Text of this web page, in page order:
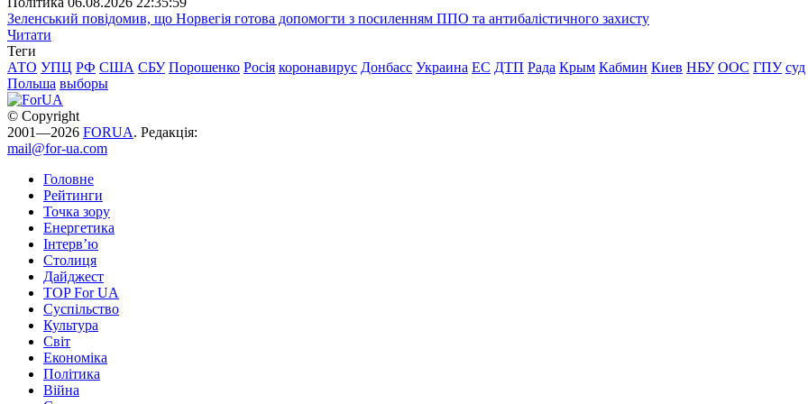
Зеленський повідомив, що Норвегія готова допомогти з посиленням ППО та антибалістичного захисту
Читати
Теги
АТО УПЦ РФ США СБУ Порошенко Росія коронавирус Донбасс Украина ЕС ДТП Рада Крым Кабмин Киев НБУ ООС ГПУ суд
Польша выборы
© Copyright
2001—2026 FORUA. Редакція:
mail@for-ua.com
Головне
Рейтинги
Точка зору
Енергетика
Інтерв’ю
Столиця
Дайджест
TOP For UA
Суспiльство
Культура
Світ
Економіка
Політика
Війна